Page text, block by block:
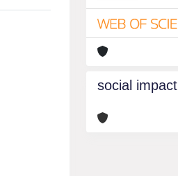
social impact